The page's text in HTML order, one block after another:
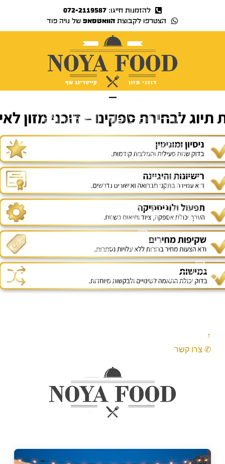
להזמנות חייגו:072-2119587
הצטרפו לקבוצתהוואטסאפ של נויה פוד
דוכני מזון
לאירועים
במרכז – כל
מה שחשוב
לדעת
לבחירה נכונה
↑
✆ צרו קשר